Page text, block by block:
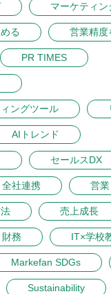
マーケティン
る 営業精度
PR TIMES
ングツール
AIトレンド
セールスDX
全社連携 営業
売上成長
財務 IT×学校
Markefan SDGs
Sustainability